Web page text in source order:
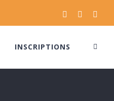
FacebookInstagram
INSCRIPTIONS